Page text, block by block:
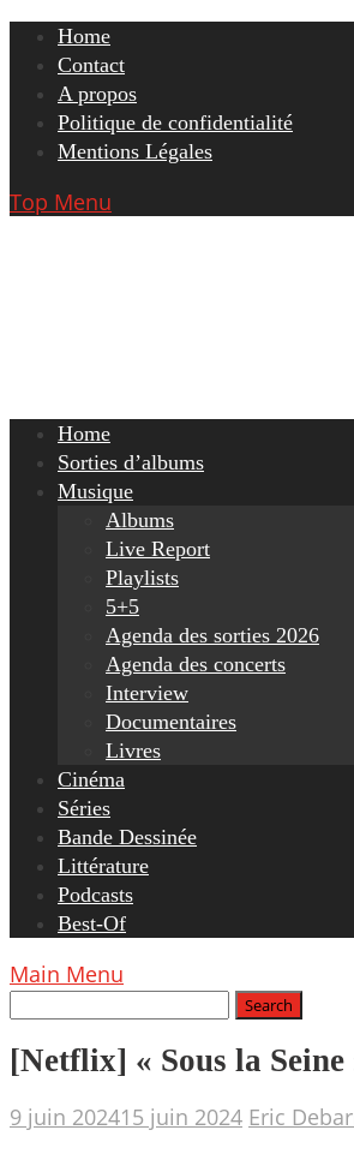
Skip
content
Home
Contact
A propos
Politique de confidentialité
Mentions Légales
Top Menu
Home
Sorties d’albums
Musique
Albums
Live Report
Playlists
5+5
Agenda des sorties 2026
Agenda des concerts
Interview
Documentaires
Livres
Cinéma
Séries
Bande Dessinée
Littérature
Podcasts
Best-Of
Main Menu
[Netflix] « Sous la
9 juin 202415 juin 2024 Eric